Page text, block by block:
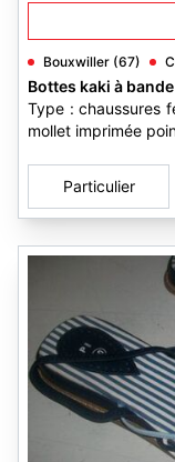
Bouxwiller (67)
Bottes kaki à
Type : chaussures
mollet imprimée
Particulier